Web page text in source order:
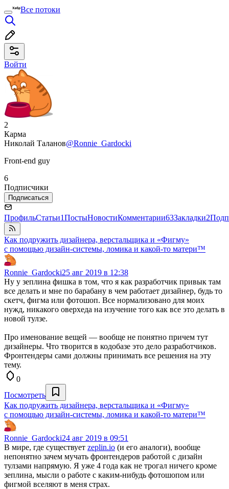
Все потоки
Войти
2
Карма
Николай Таланов@Ronnie_Gardocki
Front-end guy
6
Подписчики
Подписаться
ПрофильСтатьи1ПостыНовостиКомментарии63Закладки2
Как подружить дизайнера, верстальщика и «Фигму»
с помощью дизайн-системы, ломика и какой-то матери™
Ronnie_Gardocki25 авг 2019 в 12:38
Ну у зеплина фишка в том, что я как разработчик привык там
все делать и мне по барабану в чем работает дизайнер, будь то
скетч, фигма или фотошоп. Все нормализовано для моих
нужд, никакого оверхеда на изучение того как все это делать в
новой тулзе.
Про именование вещей — вообще не понятно причем тут
дизайнеры. Что творится в кодобазе это дело разработчиков.
Фронтендеры сами должны принимать все решения на эту
тему.
0
Посмотреть
Как подружить дизайнера, верстальщика и «Фигму»
с помощью дизайн-системы, ломика и какой-то матери™
Ronnie_Gardocki24 авг 2019 в 09:51
В мире, где существует zeplin.io (и его аналоги), вообще
непонятно зачем мучать фронтендеров работой с дизайн
тулзами напрямую. Я уже 4 года как не трогал ничего кроме
зеплина, мысли о работе с каким-нибудь фотошопом или
фигмой вселяют в меня страх.